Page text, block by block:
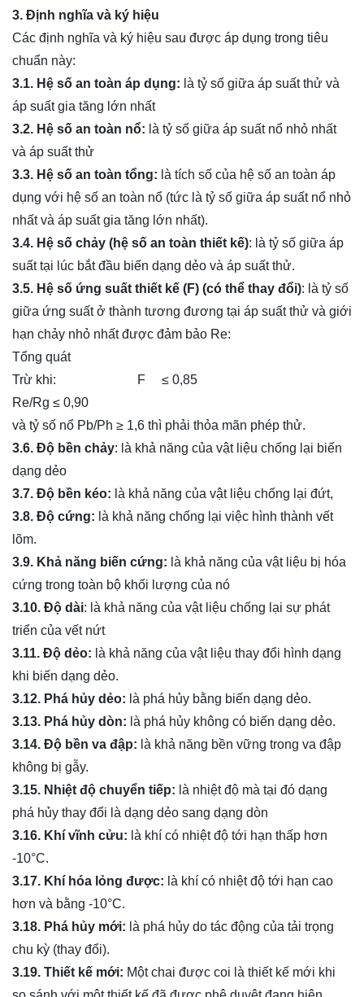
3. Định nghĩa và ký hiệu
Các định nghĩa và ký hiệu sau được áp dụng trong tiêu
chuẩn này:
3.1. Hệ số an toàn áp dụng: là tỷ số giữa áp suất thử và
áp suất gia tăng lớn nhất
3.2. Hệ số an toàn nổ: là tỷ số giữa áp suất nổ nhỏ nhất
và áp suất thử
3.3. Hệ số an toàn tổng: là tích số của hệ số an toàn áp
dụng với hệ số an toàn nổ (tức là tỷ số giữa áp suất nổ nhỏ
nhất và áp suất gia tăng lớn nhất).
3.4. Hệ số chảy (hệ số an toàn thiết kế): là tỷ số giữa áp
suất tại lúc bắt đầu biến dạng dẻo và áp suất thử.
3.5. Hệ số ứng suất thiết kế (F) (có thể thay đổi): là tỷ số
giữa ứng suất ở thành tương đương tại áp suất thử và giới
hạn chảy nhỏ nhất được đảm bảo Re:
Tổng quát
Trừ khi: F ≤ 0,85
Re/Rg ≤ 0,90
và tỷ số nổ Pb/Ph ≥ 1,6 thì phải thỏa mãn phép thử.
3.6. Độ bền chảy: là khả năng của vật liệu chống lại biến
dạng dẻo
3.7. Độ bền kéo: là khả năng của vật liệu chống lại đứt,
3.8. Độ cứng: là khả năng chống lại việc hình thành vết
lõm.
3.9. Khả năng biến cứng: là khả năng của vật liệu bị hóa
cứng trong toàn bộ khối lượng của nó
3.10. Độ dài: là khả năng của vật liệu chống lại sự phát
triển của vết nứt
3.11. Độ dẻo: là khả năng của vật liệu thay đổi hình dạng
khi biến dạng dẻo.
3.12. Phá hủy dẻo: là phá hủy bằng biến dạng dẻo.
3.13. Phá hủy dòn: là phá hủy không có biến dạng dẻo.
3.14. Độ bền va đập: là khả năng bền vững trong va đập
không bị gẫy.
3.15. Nhiệt độ chuyển tiếp: là nhiệt độ mà tại đó dạng
phá hủy thay đổi là dạng dẻo sang dạng dòn
3.16. Khí vĩnh cửu: là khí có nhiệt độ tới hạn thấp hơn
-10°C.
3.17. Khí hóa lỏng được: là khí có nhiệt độ tới hạn cao
hơn và bằng -10°C.
3.18. Phá hủy mới: là phá hủy do tác động của tải trọng
chu kỳ (thay đổi).
3.19. Thiết kế mới: Một chai được coi là thiết kế mới khi